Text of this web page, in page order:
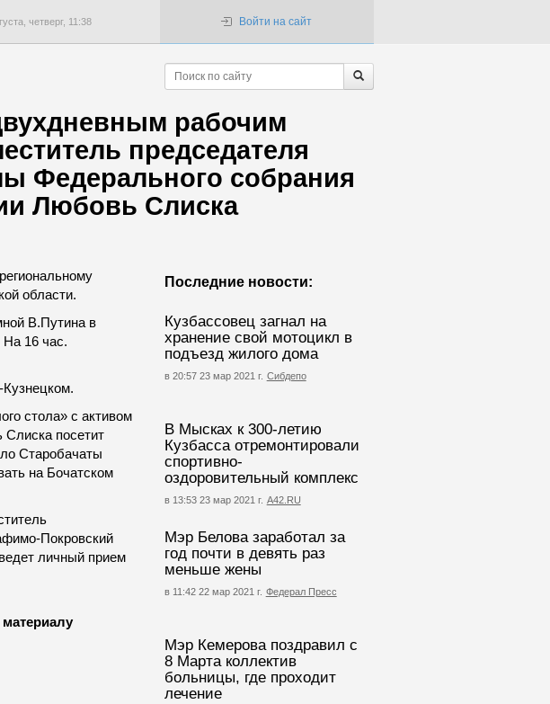
четверг, 11 :38 Войти на сайт
рабочим
председателя
Федерального собрания
Любовь Слиска
Последние новости:
Кузбассовец загнал на
хранение свой мотоцикл в
подъезд жилого дома
в 20:57 23 мар 2021 г. Сибдепо
В Мысках к 300-летию
Кузбасса отремонтировали
спортивно-
оздоровительный комплекс
в 13:53 23 мар 2021 г. А42.RU
Мэр Белова заработал за
год почти в девять раз
меньше жены
в 11:42 22 мар 2021 г. Федерал Пресс
Мэр Кемерова поздравил с
8 Марта коллектив
больницы, где проходит
лечение
области.
В.Путина в
16 час.
стола» с активом
посетит
Старобачаты
на Бочатском
Покровский
личный прием
материалу